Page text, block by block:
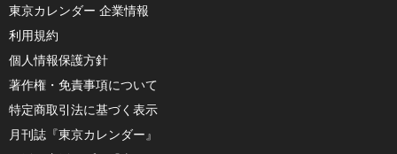
東京カレンダー 企業情報
利用規約
個人情報保護方針
著作権・免責事項について
特定商取引法に基づく表示
月刊誌『東京カレンダー』